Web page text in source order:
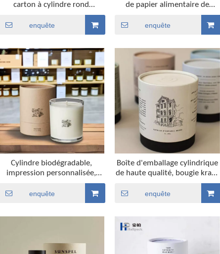
carton à cylindre rond
imprimés sur mesure pour
café, thé, emballage
alimentaire, cylindre rond en
enquête
de papier alimentaire de
cylindre biodégradable
personnalisé Emballage de
boîte de tube de boîte de thé
paquet de thé en vrac
enquête
Cylindre biodégradable,
impression personnalisée,
bougie alimentaire, papier,
carton, emballage de thé en
vrac, boîte de thé Premium,
enquête
Boîte d'emballage cylindrique
de haute qualité, bougie kraft,
bouteille de parfum, sachet de
café et de thé, emballage en
tube de papier personnalisé
enquête